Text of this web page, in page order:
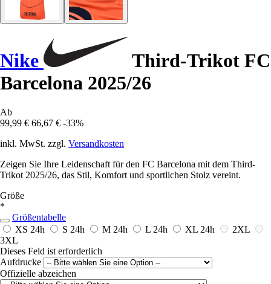
Nike
Third-Trikot FC
Barcelona 2025/26
Ab
99,99 € 66,67 € -33%
inkl. MwSt. zzgl. Versandkosten
Zeigen Sie Ihre Leidenschaft für den FC Barcelona mit dem Third-
Trikot 2025/26, das Stil, Komfort und sportlichen Stolz vereint.
Größe
*
Größentabelle
XS 24h S 24h M 24h L 24h XL 24h
2XL
3XL
Dieses Feld ist erforderlich
Aufdrucke
Offizielle abzeichen